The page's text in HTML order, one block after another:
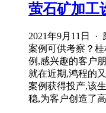
萤石矿加工
2021年9月11日 ·
案例可供考察？
例,感兴趣的客户
就在近期,鸿程的
案例获得投产,该
稳,为客户创造了高